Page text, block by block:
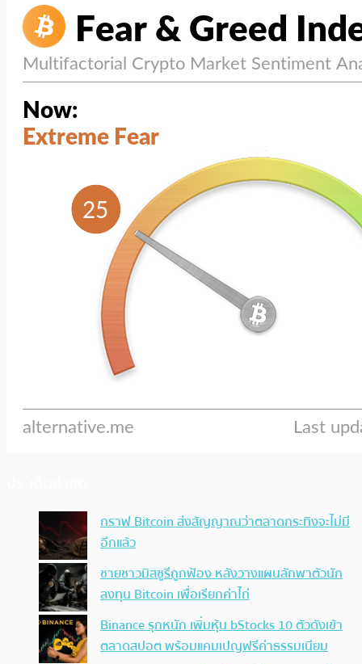
กราฟ Bitcoin ส่งสัญญาณว่าตลาดกระทิงจะไม่มี
อีกแล้ว
ชายชาวมิสซูรีถูกฟ้อง หลังวางแผนลักพาตัวนัก
ลงทุน Bitcoin เพื่อเรียกค่าไถ่
Binance รุกหนัก เพิ่มหุ้น bStocks 10 ตัวดังเข้า
ตลาดสปอต พร้อมแคมเปญฟรีค่าธรรมเนียม